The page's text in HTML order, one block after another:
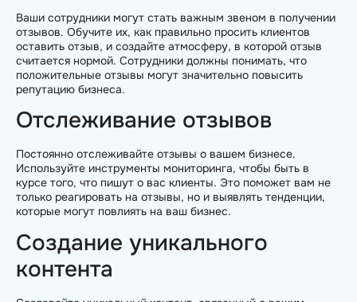
Ваши сотрудники могут стать важным звеном в получении
отзывов. Обучите их, как правильно просить клиентов
оставить отзыв, и создайте атмосферу, в которой отзыв
считается нормой. Сотрудники должны понимать, что
положительные отзывы могут значительно повысить
репутацию бизнеса.
Отслеживание отзывов
Постоянно отслеживайте отзывы о вашем бизнесе.
Используйте инструменты мониторинга, чтобы быть в
курсе того, что пишут о вас клиенты. Это поможет вам не
только реагировать на отзывы, но и выявлять тенденции,
которые могут повлиять на ваш бизнес.
Создание уникального
контента